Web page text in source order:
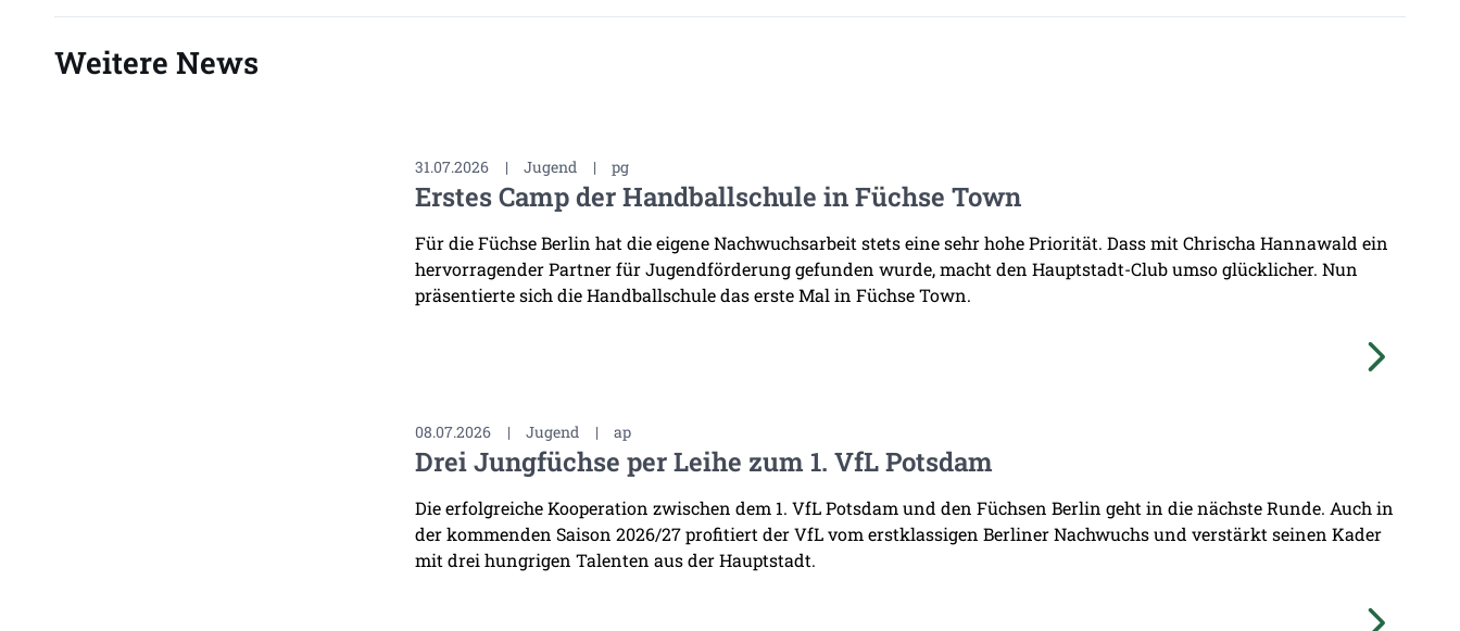
Weitere News
31.07.2026 | Jugend | pg
Erstes Camp der Handballschule in Füchse Town
Für die Füchse Berlin hat die eigene Nachwuchsarbeit stets eine sehr hohe Priorität. Dass mit Chrischa Hannawald ein
hervorragender Partner für Jugendförderung gefunden wurde, macht den Hauptstadt-Club umso glücklicher. Nun
präsentierte sich die Handballschule das erste Mal in Füchse Town.
08.07.2026 | Jugend | ap
Drei Jungfüchse per Leihe zum 1. VfL Potsdam
Die erfolgreiche Kooperation zwischen dem 1. VfL Potsdam und den Füchsen Berlin geht in die nächste Runde. Auch in
der kommenden Saison 2026/27 profitiert der VfL vom erstklassigen Berliner Nachwuchs und verstärkt seinen Kader
mit drei hungrigen Talenten aus der Hauptstadt.